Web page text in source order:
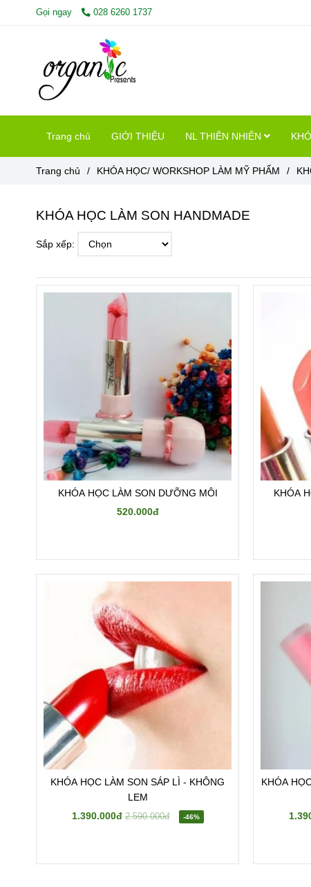
Gọi ngay 028 6260 1737
Trang chủ GIỚI THIỆU NL THIÊN NHIÊN
Trang chủ / KHÓA HỌC/ WORKSHOP LÀM MỸ PHẨM /
KHÓA HỌC LÀM SON HANDMADE
Sắp xếp:
KHÓA HỌC LÀM SON DƯỠNG MÔI
520.000đ
KHÓA
KHÓA HỌC LÀM SON SÁP LÌ - KHÔNG
LEM
1.390.000đ 2.590.000đ -46%
KHÓA